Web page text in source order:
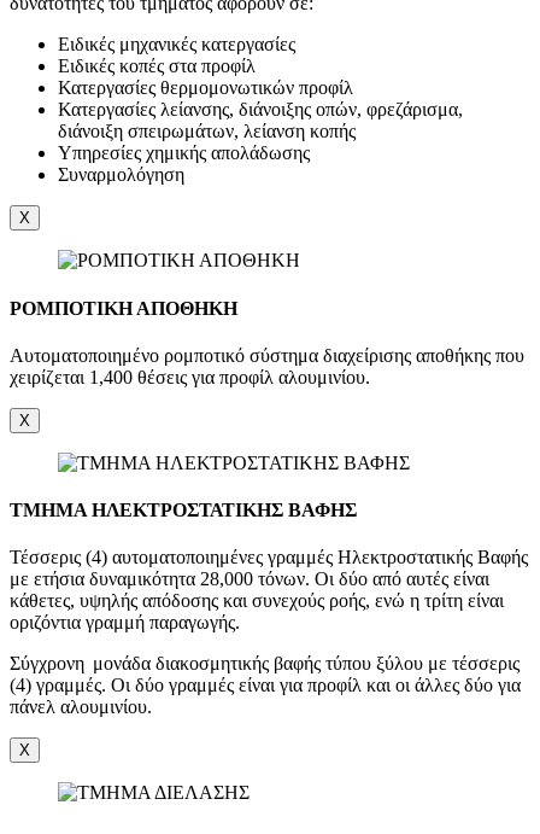
Ειδικές μηχανικές κατεργασίες
Ειδικές κοπές στα προφίλ
Κατεργασίες θερμομονωτικών προφίλ
Κατεργασίες λείανσης, διάνοιξης οπών, φρεζάρισμα,
διάνοιξη σπειρωμάτων, λείανση κοπής
Υπηρεσίες χημικής απολάδωσης
Συναρμολόγηση
X
ΡΟΜΠΟΤΙΚΗ ΑΠΟΘΗΚΗ
Αυτοματοποιημένο ρομποτικό σύστημα διαχείρισης αποθήκης που
χειρίζεται 1,400 θέσεις για προφίλ αλουμινίου.
X
ΤΜΗΜΑ ΗΛΕΚΤΡΟΣΤΑΤΙΚΗΣ ΒΑΦΗΣ
Τέσσερις (4) αυτοματοποιημένες γραμμές Ηλεκτροστατικής Βαφής
με ετήσια δυναμικότητα 28,000 τόνων. Οι δύο από αυτές είναι
κάθετες, υψηλής απόδοσης και συνεχούς ροής, ενώ η τρίτη είναι
οριζόντια γραμμή παραγωγής.
Σύγχρονη μονάδα διακοσμητικής βαφής τύπου ξύλου με τέσσερις
(4) γραμμές. Οι δύο γραμμές είναι για προφίλ και οι άλλες δύο για
πάνελ αλουμινίου.
X